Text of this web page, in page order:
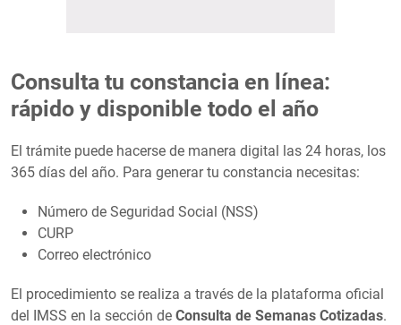
Consulta tu constancia en línea:
rápido y disponible todo el año
El trámite puede hacerse de manera digital las 24 horas, los
365 días del año. Para generar tu constancia necesitas:
Número de Seguridad Social (NSS)
CURP
Correo electrónico
El procedimiento se realiza a través de la plataforma oficial
del IMSS en la sección de Consulta de Semanas Cotizadas.